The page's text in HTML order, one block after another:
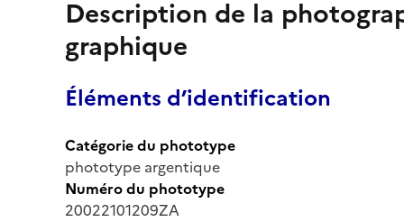
Description de la
graphique
Éléments d’identification
Catégorie du phototype
phototype argentique
Numéro du phototype
20022101209ZA